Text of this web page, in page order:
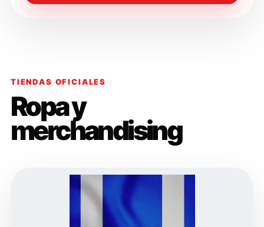
TIENDAS OFICIALES
Ropa y
merchandising